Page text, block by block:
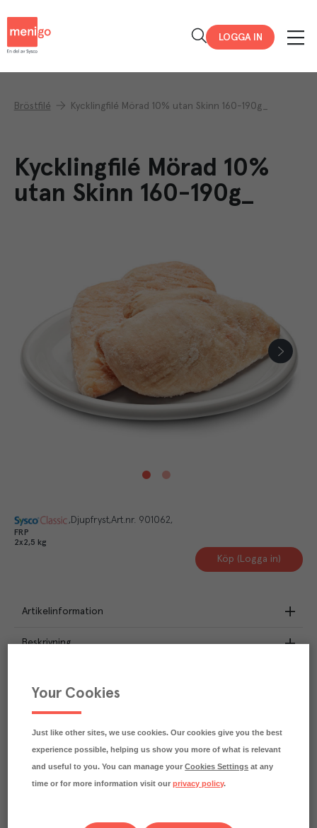
LOGGA IN
Bröstfilé Kycklingfilé Mörad 10% utan Skinn 160-190g_
Kycklingfilé Mörad 10%
utan Skinn 160-190g_
Djupfryst Art.nr. 901062
FRP
2x2,5 kg
Köp (Logga in)
Artikelinformation
Beskrivning
Näringsdeklaration
Your Cookies
Just like other sites, we use cookies. Our cookies give you the best
experience possible, helping us show you more of what is relevant
and useful to you. You can manage yourCookies Settings at any
time or for more information visit ourprivacy policy.